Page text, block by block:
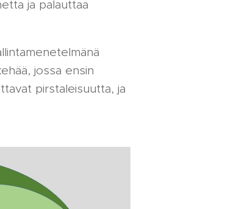
ja palauttaa
jossa ensin
pirstaleisuutta, ja